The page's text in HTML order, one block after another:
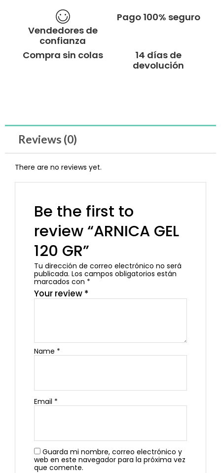
Vendedores de
confianza
Pago 100% seguro
Compra sin colas
14 días de
devolución
Reviews (0)
There are no reviews yet.
Be the first to
review “ARNICA GEL
120 GR”
Tu dirección de correo electrónico no será
publicada. Los campos obligatorios están
marcados con *
Your review *
Name *
Email *
Guarda mi nombre, correo electrónico y
web en este navegador para la próxima vez
que comente.